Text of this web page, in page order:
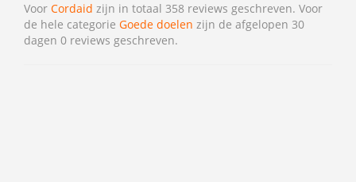
Voor Cordaid zijn in totaal 358 reviews geschreven. Voor
de hele categorie Goede doelen zijn de afgelopen 30
dagen 0 reviews geschreven.